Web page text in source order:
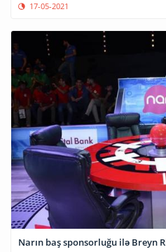
17-05-2021
Narın baş sponsorluğu ilə Breyn